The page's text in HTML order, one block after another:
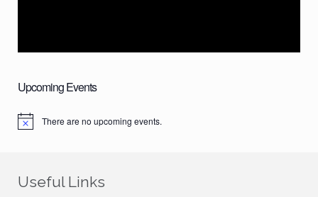
Upcoming Events
N
e
There are no upcoming events.
Useful Links